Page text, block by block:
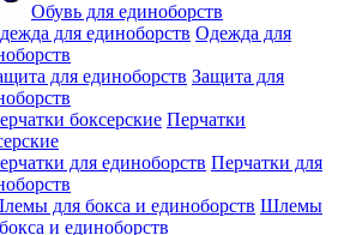
Обувь для единоборств
Одежда для
Защита для
Перчатки
Перчатки для
Шлемы
и единоборств